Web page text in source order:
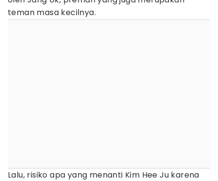
teman masa kecilnya.
Lalu, risiko apa yang menanti Kim Hee Ju karena